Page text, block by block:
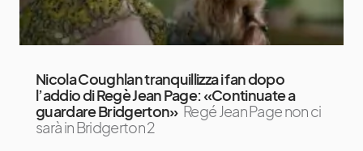
Nicola Coughlan tranquillizza i fan dopo
l’addio di Regè Jean Page: «Continuate a
guardare Bridgerton» Regé Jean Page non ci
sarà in Bridgerton 2